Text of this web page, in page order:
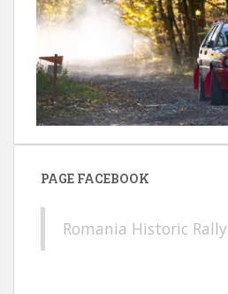
PAGE FACEBOOK
Romania Historic Rally